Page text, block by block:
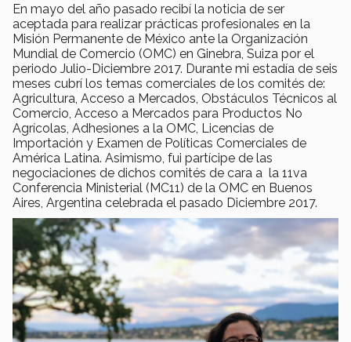
En mayo del año pasado recibí la noticia de ser
aceptada para realizar prácticas profesionales en la
Misión Permanente de México ante la Organización
Mundial de Comercio (OMC) en Ginebra, Suiza por el
periodo Julio-Diciembre 2017. Durante mi estadía de seis
meses cubrí los temas comerciales de los comités de:
Agricultura, Acceso a Mercados, Obstáculos Técnicos al
Comercio, Acceso a Mercados para Productos No
Agrícolas, Adhesiones a la OMC, Licencias de
Importación y Examen de Políticas Comerciales de
América Latina. Asimismo, fui partícipe de las
negociaciones de dichos comités de cara a la 11va
Conferencia Ministerial (MC11) de la OMC en Buenos
Aires, Argentina celebrada el pasado Diciembre 2017.